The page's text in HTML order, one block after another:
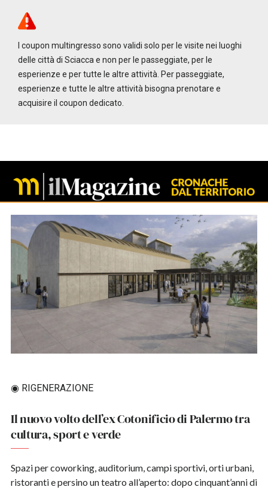
I coupon multingresso sono validi solo per le visite nei luoghi
delle città di Sciacca e non per le passeggiate, per le
esperienze e per tutte le altre attività. Per passeggiate,
esperienze e tutte le altre attività bisogna prenotare e
acquisire il coupon dedicato.
◉ RIGENERAZIONE
Il nuovo volto dell’ex Cotonificio di Palermo tra
cultura, sport e verde
Spazi per coworking, auditorium, campi sportivi, orti urbani,
ristoranti e persino un teatro all’aperto: dopo cinquant’anni di